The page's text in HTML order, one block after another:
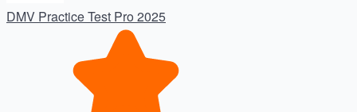
DMV Practice Test Pro 2025